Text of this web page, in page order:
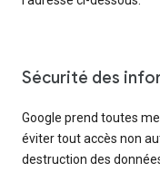
Sécurité des
Google prend toutes
éviter tout accès non
destruction des